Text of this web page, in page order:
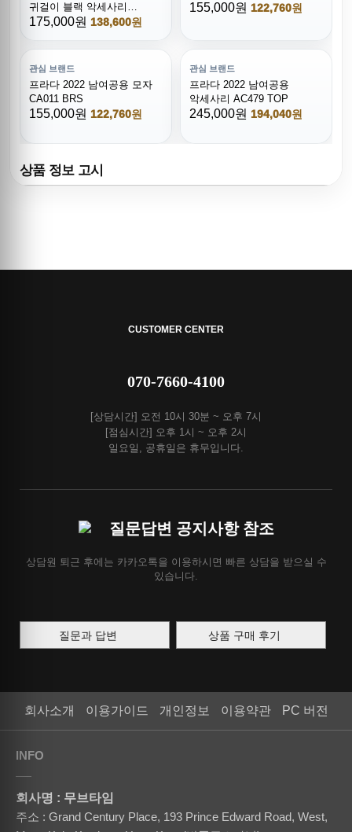
귀걸이 블랙 악세사리
AC480, NNT,
해외직구,구매대행사이트,
여자남자코디
175,000원 138,600원
155,000원 122,760원
관심 브랜드
프라다 2022 남여공용 모자
CA011 BRS
155,000원 122,760원
관심 브랜드
프라다 2022 남여공용
악세사리 AC479 TOP
245,000원 194,040원
상품 정보 고시
CUSTOMER CENTER
070-7660-4100
[상담시간] 오전 10시 30분 ~ 오후 7시
[점심시간] 오후 1시 ~ 오후 2시
일요일, 공휴일은 휴무입니다.
질문답변 공지사항 참조
상담원 퇴근 후에는 카카오톡을 이용하시면 빠른 상담을 받으실 수
있습니다.
질문과 답변 상품 구매 후기
회사소개 이용가이드 개인정보 이용약관 PC 버전
INFO
회사명 : 무브타임
주소 : Grand Century Place, 193 Prince Edward Road, West,